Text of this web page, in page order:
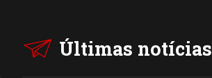
Últimas notícias